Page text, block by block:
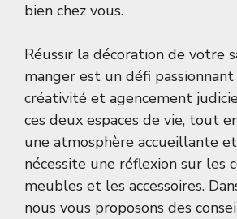
bien chez vous.
Réussir la décoration de votre
manger est un défi
créativité et agencement
ces deux espaces de vie, tout
une atmosphère accueillante
nécessite une réflexion sur les
meubles et les accessoires.
nous vous proposons des